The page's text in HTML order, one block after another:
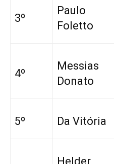
3º
Paulo
Foletto
4º
Messias
Donato
5º Da Vitória
Helder